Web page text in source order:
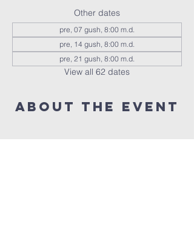
Other dates
pre, 07 gush, 8:00 m.d.
pre, 14 gush, 8:00 m.d.
pre, 21 gush, 8:00 m.d.
View all 62 dates
About the event